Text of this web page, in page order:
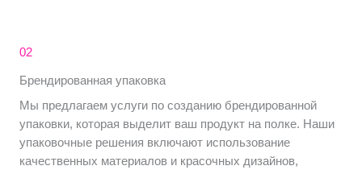
02
Брендированная упаковка
Мы предлагаем услуги по созданию брендированной
упаковки, которая выделит ваш продукт на полке. Наши
упаковочные решения включают использование
качественных материалов и красочных дизайнов,